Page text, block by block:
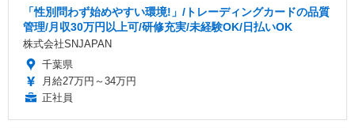
「性別問わず始めやすい環境!」/トレーディングカードの品質
管理/月収30万円以上可/研修充実/未経験OK/日払いOK
株式会社SNJAPAN
千葉県
月給27万円～34万円
正社員